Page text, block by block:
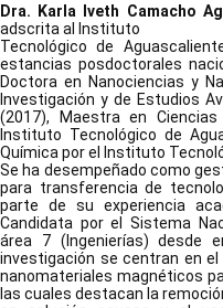
Dra. Karla Iveth Camacho
adscrita al Instituto
Tecnológico de
estancias posdoctorales
Doctora en Nanociencias y
Investigación y de Estudios
(2017), Maestra en
Instituto Tecnológico de
Química por el Instituto
Se ha desempeñado como
para transferencia de
parte de su experiencia
Candidata por el Sistema
área 7 (Ingenierías) desde
investigación se centran en
nanomateriales magnéticos
las cuales destacan la